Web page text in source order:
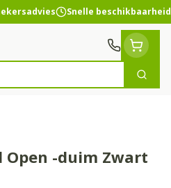
Snelle beschikbaarheid
Zoek
Open -duim Zwart